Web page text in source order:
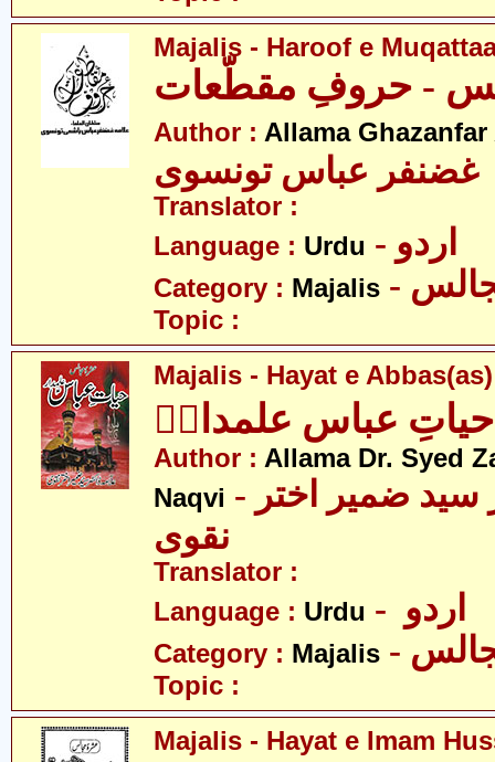
Majalis - Haroof e
- حروفِ مقطّعات
Author : Allama
غضنفر عباس تونسوی
Translator :
Language : Urdu - اردو
Category : Majalis
Topic :
Majalis - Hayat e
عباس علمدارؑ
Author : Allama Dr. Syed
Naqvi - علامہ ڈاکٹر سید ضمیر اختر
نقوی
Translator :
Language : Urdu
Category : Majalis
Topic :
Majalis - Hayat e Imam